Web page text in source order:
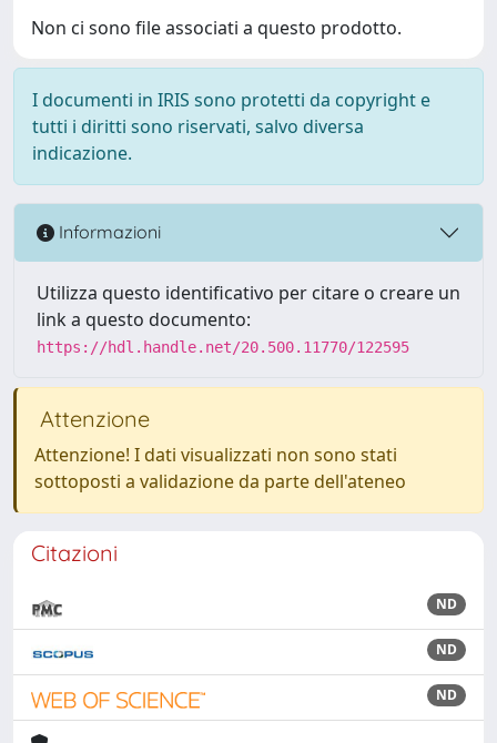
Non ci sono file associati a questo prodotto.
I documenti in IRIS sono protetti da copyright e
tutti i diritti sono riservati, salvo diversa
indicazione.
Informazioni
Utilizza questo identificativo per citare o creare un
link a questo documento:
https://hdl.handle.net/20.500.11770/122595
Attenzione
Attenzione! I dati visualizzati non sono stati
sottoposti a validazione da parte dell'ateneo
Citazioni
ND
ND
ND